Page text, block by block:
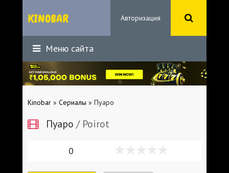
Авторизация
Меню сайта
Kinobar » Сериалы » Пуаро
Пуаро / Poirot
0